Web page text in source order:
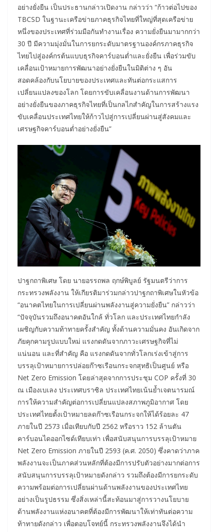
อย่างยั่งยืน เป็นประธานกล่าวเปิดงาน กล่าวว่า “ก้าวต่อไปของ
TBCSD ในฐานะเครือข่ายภาคธุรกิจไทยที่ใหญ่ที่สุดเครือข่าย
หนึ่งของประเทศที่ร่วมมือกันทำงานเรื่อง ความยั่งยืนมามากกว่า
30 ปี มีความมุ่งมั่นในการยกระดับมาตรฐานองค์กรภาคธุรกิจ
ไทยไปสู่องค์กรต้นแบบธุรกิจคาร์บอนต่ำและยั่งยืน เพื่อร่วมขับ
เคลื่อนเป้าหมายการพัฒนาอย่างยั่งยืนในมิติต่าง ๆ อัน
สอดคล้องกับนโยบายของประเทศและทันต่อกระแสการ
เปลี่ยนแปลงของโลก โดยการขับเคลื่อนงานด้านการพัฒนา
อย่างยั่งยืนของภาคธุรกิจไทยที่เป็นกลไกสำคัญในการสร้างแรง
ขับเคลื่อนประเทศไทยให้ก้าวไปสู่การเปลี่ยนผ่านสู่สังคมและ
เศรษฐกิจคาร์บอนต่ำอย่างยั่งยืน”
ปาฐกถาพิเศษ โดย นายอรรถพล ฤกษ์พิบูลย์ รัฐมนตรีว่าการ
กระทรวงพลังงาน ให้เกียรติมาร่วมกล่าวปาฐกถาพิเศษในหัวข้อ
“อนาคตไทยในการเปลี่ยนผ่านพลังงานสู่ความยั่งยืน” กล่าวว่า
“ปัจจุบันรวมถึงอนาคตอันใกล้ ทั่วโลก และประเทศไทยกำลัง
เผชิญกับความท้าทายครั้งสำคัญ ทั้งด้านความมั่นคง อันเกิดจาก
ภัยคุกคามรูปแบบใหม่ แรงกดดันจากภาวะเศรษฐกิจที่ไม่
แน่นอน และที่สำคัญ คือ แรงกดดันจากทั่วโลกเร่งเข้าสู่การ
บรรลุเป้าหมายการปล่อยก๊าซเรือนกระจกสุทธิเป็นศูนย์ หรือ
Net Zero Emission โดยล่าสุดจากการประชุม COP ครั้งที่ 30
ณ เมืองเบเลง ประเทศบราซิล ประเทศไทยเน้นย้ำเจตนารมณ์
การให้ความสำคัญต่อการเปลี่ยนแปลงสภาพภูมิอากาศ โดย
ประเทศไทยตั้งเป้าหมายลดก๊าซเรือนกระจกให้ได้ร้อยละ 47
ภายในปี 2573 เมื่อเทียบกับปี 2562 หรือราว 152 ล้านตัน
คาร์บอนไดออกไซด์เทียบเท่า เพื่อสนับสนุนการบรรลุเป้าหมาย
Net Zero Emission ภายในปี 2593 (ค.ศ. 2050) ซึ่งคาดว่าภาค
พลังงานจะเป็นภาคส่วนหลักที่ต้องมีการปรับตัวอย่างมากต่อการ
สนับสนุนการบรรลุเป้าหมายดังกล่าว รวมถึงต้องมีการยกระดับ
ความพร้อมต่อการเปลี่ยนผ่านด้านพลังงานของประเทศไทย
อย่างเป็นรูปธรรม ซึ่งสิ่งเหล่านี้สะท้อนมาสู่การวางนโยบาย
ด้านพลังงานแห่งอนาคตที่ต้องมีการพัฒนาให้เท่าทันต่อความ
ท้าทายดังกล่าว เพื่อตอบโจทย์นี้ กระทรวงพลังงานจึงได้นำ